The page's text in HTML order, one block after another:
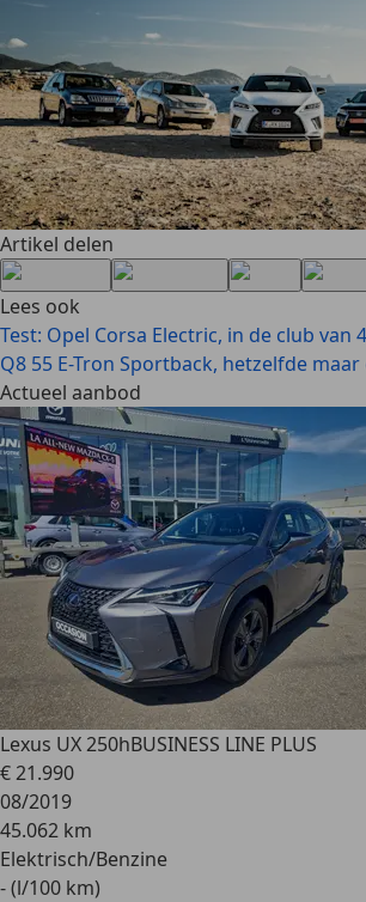
Artikel delen
Lees ook
Test: Opel Corsa Electric, in de club van
Q8 55 E-Tron Sportback, hetzelfde maar
Actueel aanbod
Lexus UX 250hBUSINESS LINE PLUS
€ 21.990
08/2019
45.062 km
Elektrisch/Benzine
- (l/100 km)